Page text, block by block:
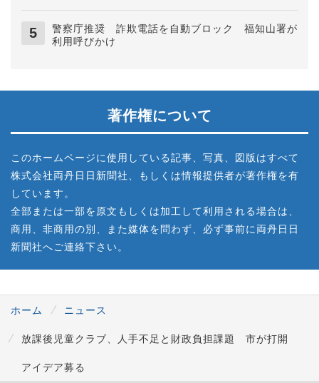
警察庁推奨 詐欺電話を自動ブロック 福知山署が
利用呼びかけ
著作権について
このホームページに使用している記事、写真、図版はすべて
株式会社両丹日日新聞社、もしくは情報提供者が著作権を有
しています。
全部または一部を原文もしくは加工して利用される場合は、
商用、非商用の別、また媒体を問わず、必ず事前に両丹日日
新聞社へご連絡下さい。
ホーム
ニュース
放課後児童クラブ、人手不足と財政負担課題 市が打開
アイデア募る